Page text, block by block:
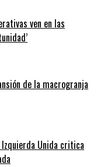
ven en las
de la macrogranja
Unida critica